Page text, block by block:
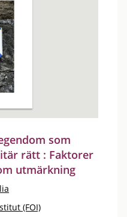
som
rätt : Faktorer
utmärkning
(FOI)